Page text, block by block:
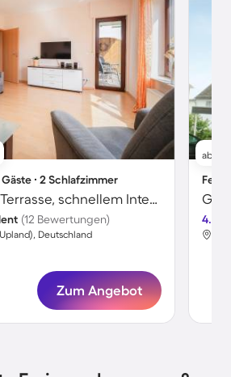
∙ 2 Schlafzimmer
Apartment mit Terrasse, schnellem Internet und Garten | Bergblick
(12 Bewertungen)
Deutschland
Zum Angebot
ab
4.6